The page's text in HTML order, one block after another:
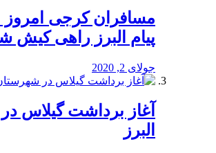
مسافران کرجی امروز
پیام البرز راهی کیش
جولای 2, 2020
آغاز برداشت گیلاس
البرز